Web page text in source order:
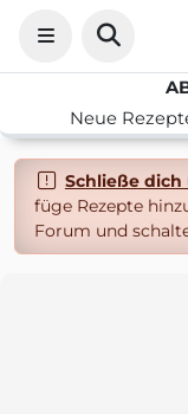
Neue
Schließe dich
füge Rezepte
Forum und